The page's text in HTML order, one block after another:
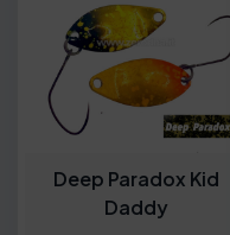
Deep Paradox Kid
Daddy